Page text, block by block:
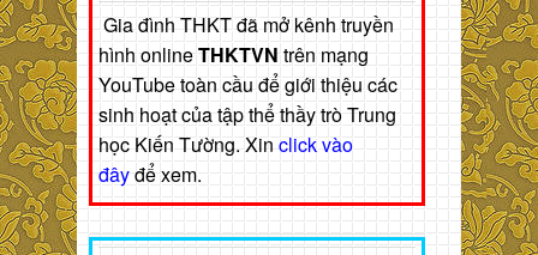
Gia đình THKT đã mở kênh truyền
hình onlineTHKTVN trên mạng
YouTube toàn cầu để giới thiệu các
sinh hoạt của tập thể thầy trò Trung
học Kiến Tường. Xin click vào
đâyđể xem.